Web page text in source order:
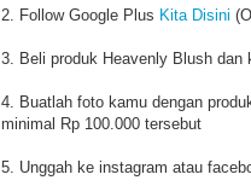
2. Follow Google Plus Kita Disini
3. Beli produk Heavenly Blush dan
4. Buatlah foto kamu dengan
minimal Rp 100.000 tersebut
5. Unggah ke instagram atau